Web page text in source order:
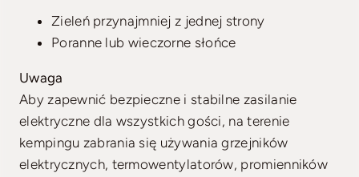
Zieleń przynajmniej z jednej strony
Poranne lub wieczorne słońce
Uwaga
Aby zapewnić bezpieczne i stabilne zasilanie
elektryczne dla wszystkich gości, na terenie
kempingu zabrania się używania grzejników
elektrycznych, termowentylatorów, promienników